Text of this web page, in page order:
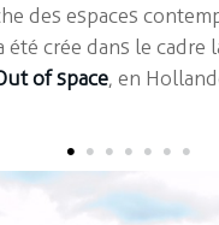
& 2
Hut
des espaces
été crée dans le cadre
of space, en
• • • • • • •